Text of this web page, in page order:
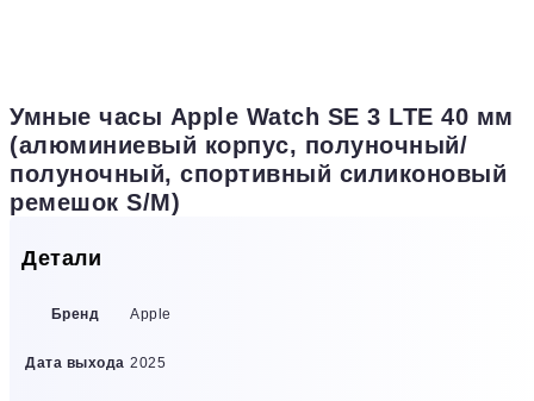
Умные часы Apple Watch SE 3 LTE 40 мм
(алюминиевый корпус, полуночный/
полуночный, спортивный силиконовый
ремешок S/M)
Детали
Бренд Apple
Дата выхода 2025